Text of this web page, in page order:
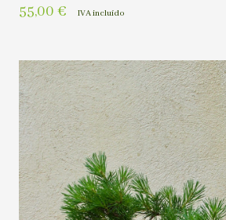
55,00 € IVA incluído